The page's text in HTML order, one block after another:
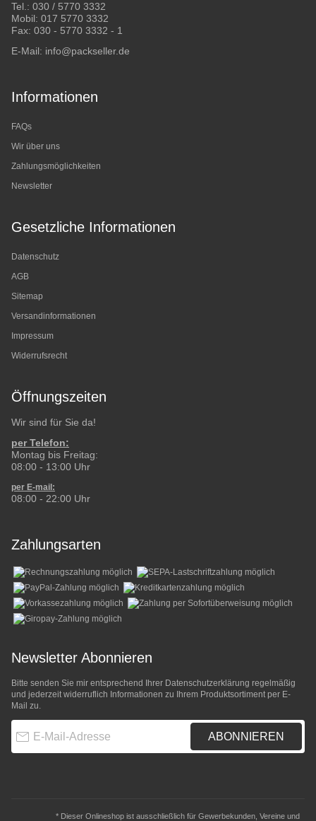
Tel.: 030 / 5770 3332
Mobil: 017 5770 3332
Fax: 030 - 5770 3332 - 1
E-Mail: info@packseller.de
Informationen
FAQs
Wir über uns
Zahlungsmöglichkeiten
Newsletter
Gesetzliche Informationen
Datenschutz
AGB
Sitemap
Versandinformationen
Impressum
Widerrufsrecht
Öffnungszeiten
Wir sind für Sie da!
per Telefon:
Montag bis Freitag:
08:00 - 13:00 Uhr
per E-mail:
08:00 - 22:00 Uhr
Zahlungsarten
Newsletter Abonnieren
Bitte senden Sie mir entsprechend Ihrer Datenschutzerklärung regelmäßig
und jederzeit widerruflich Informationen zu Ihrem Produktsortiment per E-
Mail zu.
ABONNIEREN
* Dieser Onlineshop ist ausschließlich für Gewerbekunden, Vereine und